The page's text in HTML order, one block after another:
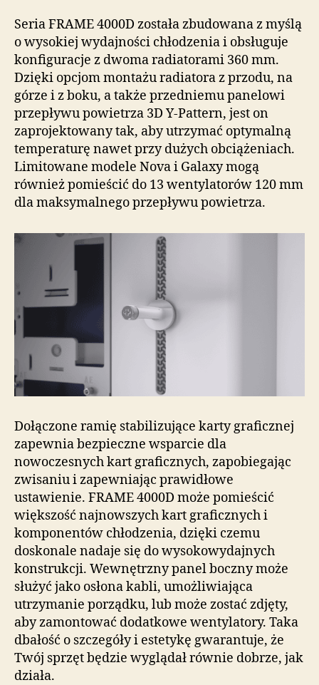
Seria FRAME 4000D została zbudowana z myślą
o wysokiej wydajności chłodzenia i obsługuje
konfiguracje z dwoma radiatorami 360 mm.
Dzięki opcjom montażu radiatora z przodu, na
górze i z boku, a także przedniemu panelowi
przepływu powietrza 3D Y-Pattern, jest on
zaprojektowany tak, aby utrzymać optymalną
temperaturę nawet przy dużych obciążeniach.
Limitowane modele Nova i Galaxy mogą
również pomieścić do 13 wentylatorów 120 mm
dla maksymalnego przepływu powietrza.
Dołączone ramię stabilizujące karty graficznej
zapewnia bezpieczne wsparcie dla
nowoczesnych kart graficznych, zapobiegając
zwisaniu i zapewniając prawidłowe
ustawienie. FRAME 4000D może pomieścić
większość najnowszych kart graficznych i
komponentów chłodzenia, dzięki czemu
doskonale nadaje się do wysokowydajnych
konstrukcji. Wewnętrzny panel boczny może
służyć jako osłona kabli, umożliwiająca
utrzymanie porządku, lub może zostać zdjęty,
aby zamontować dodatkowe wentylatory. Taka
dbałość o szczegóły i estetykę gwarantuje, że
Twój sprzęt będzie wyglądał równie dobrze, jak
działa.